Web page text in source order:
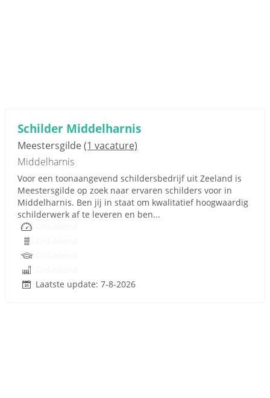
Schilder Middelharnis
Meestersgilde(1 vacature)
Middelharnis
Voor een toonaangevend schildersbedrijf uit Zeeland is
Meestersgilde op zoek naar ervaren schilders voor in
Middelharnis. Ben jij in staat om kwalitatief hoogwaardig
schilderwerk af te leveren en ben...
Laatste update: 7-8-2026